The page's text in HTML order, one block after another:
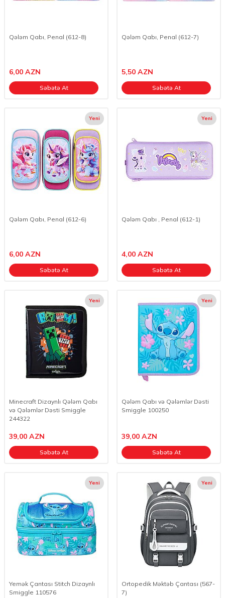
Qələm Qabı, Penal (612-8)
6,00 AZN
Səbətə At
Qələm Qabı, Penal (612-7)
5,50 AZN
Səbətə At
Yeni
Qələm Qabı, Penal (612-6)
6,00 AZN
Səbətə At
Yeni
Qələm Qabı , Penal (612-1)
4,00 AZN
Səbətə At
Yeni
Minecraft Dizaynlı Qələm Qabı
və Qələmlər Dəsti Smiggle
244322
39,00 AZN
Səbətə At
Yeni
Qələm Qabı və Qələmlər Dəsti
Smiggle 100250
39,00 AZN
Səbətə At
Yeni
Yemək Çantası Stitch Dizaynlı
Smiggle 110576
Yeni
Ortopedik Məktəb Çantası (567-
7)